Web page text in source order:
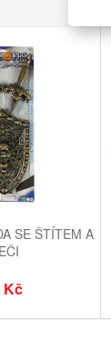
SE ŠTÍTEM A
Kč